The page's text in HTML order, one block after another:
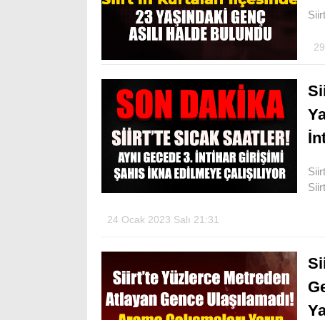
24 Ocak 2023 Salı 21:31